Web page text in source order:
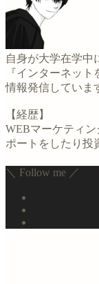
自身が大学在学中
『インターネッ
情報発信していま
【経歴】
WEBマーケティ
ポートをしたり投
＼ Follow me ／